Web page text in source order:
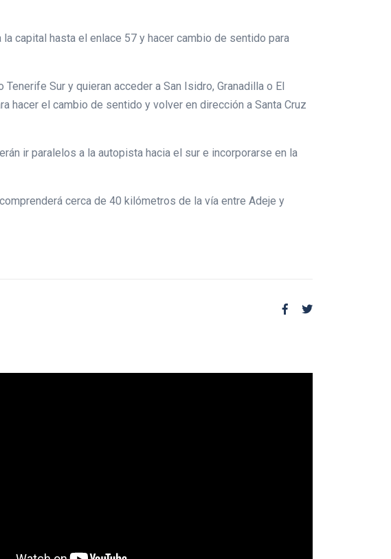
capital hasta el enlace 57 y hacer cambio de sentido para
Sur y quieran acceder a San Isidro, Granadilla o El
hacer el cambio de sentido y volver en dirección a Santa Cruz
ir paralelos a la autopista hacia el sur e incorporarse en la
cerca de 40 kilómetros de la vía entre Adeje y